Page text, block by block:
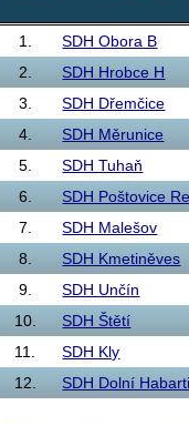
1.
SDH Obora B
2.
SDH Hrobce H
3.
SDH Dřemčice
4.
SDH Měrunice
5.
SDH Tuhaň
6.
SDH Poštovice
7.
SDH Malešov
8.
SDH Kmetiněves
9.
SDH Unčín
10.
SDH Štětí
11.
SDH Kly
12.
SDH Dolní